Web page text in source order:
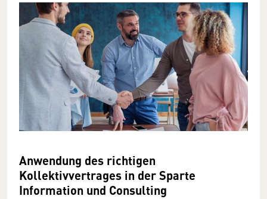
Anwendung des richtigen
Kollektivvertrages in der Sparte
Information und Consulting